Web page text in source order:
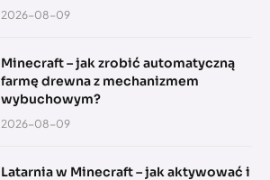
2026-08-09
Minecraft – jak zrobić automatyczną
farmę drewna z mechanizmem
wybuchowym?
2026-08-09
Latarnia w Minecraft – jak aktywować i